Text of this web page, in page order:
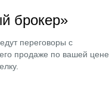
брокер»
переговоры с
продаже по вашей цене